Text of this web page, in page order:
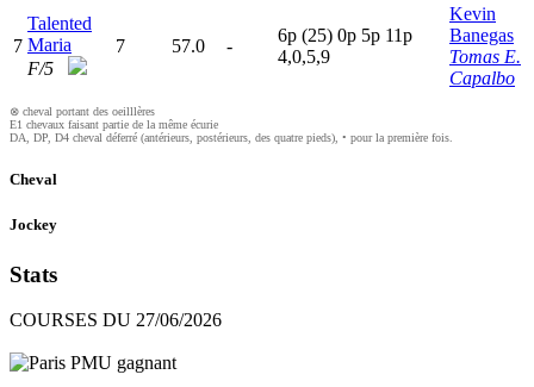
7
Talented
Maria
F/5
7 57.0 -
6p (25) 0p 5p 11p
4,0,5,9
Kevin
Banegas
Tomas E.
Capalbo
⊗ cheval portant des oeilllères
E1 chevaux faisant partie de la même écurie
DA, DP, D4 cheval déferré (antérieurs, postérieurs, des quatre pieds), • pour la première fois.
Cheval
Jockey
Stats
COURSES DU 27/06/2026